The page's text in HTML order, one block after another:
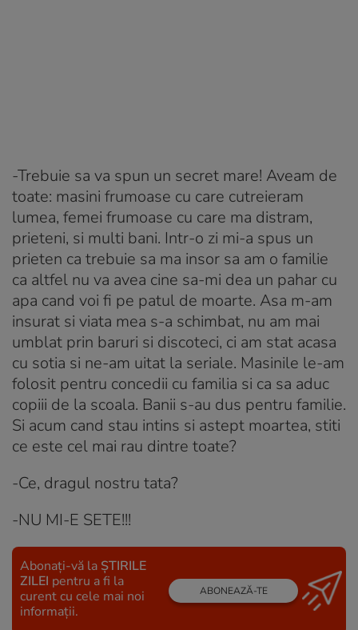
-Trebuie sa va spun un secret mare! Aveam de
toate: masini frumoase cu care cutreieram
lumea, femei frumoase cu care ma distram,
prieteni, si multi bani. Intr-o zi mi-a spus un
prieten ca trebuie sa ma insor sa am o familie
ca altfel nu va avea cine sa-mi dea un pahar cu
apa cand voi fi pe patul de moarte. Asa m-am
insurat si viata mea s-a schimbat, nu am mai
umblat prin baruri si discoteci, ci am stat acasa
cu sotia si ne-am uitat la seriale. Masinile le-am
folosit pentru concedii cu familia si ca sa aduc
copiii de la scoala. Banii s-au dus pentru familie.
Si acum cand stau intins si astept moartea, stiti
ce este cel mai rau dintre toate?
-Ce, dragul nostru tata?
-NU MI-E SETE!!!
Abonați-vă la ȘTIRILE
ZILEI pentru a fi la
curent cu cele mai noi
informații.
ABONEAZĂ-TE